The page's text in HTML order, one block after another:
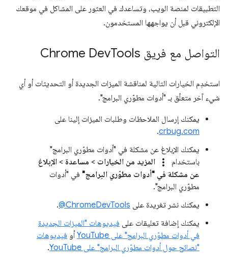
التطبيقات لمنصة الويب، وتساعدك في العثور على المشاكل في موقعك
الإلكتروني قبل أن يواجهها المستخدمون.
التواصل مع فريق Chrome Dev Tools
استخدِم الخيارات التالية لمناقشة الميزات الجديدة أو التحديثات أو أي
شيء آخر متعلّق بـ "أدوات مطوّري البرامج".
يمكنك إرسال الملاحظات وطلبات الميزات إلينا على
crbug.com
.
يمكنك الإبلاغ عن مشكلة في "أدوات مطوّري البرامج"
باستخدام
more_vert المزيد من الخيارات > مساعدة > الإبلاغ
عن مشكلة في "أدوات مطوّري البرامج" في "أدوات
مطوّري البرامج".
يمكنك نشر تغريدة على ‎@ChromeDevTools
.
يمكنك إضافة تعليقات على فيديوهات "الميزات الجديدة
في أدوات مطوّري البرامج" على YouTube
أو فيديوهات
"نصائح حول أدوات مطوّري البرامج" على YouTube
.